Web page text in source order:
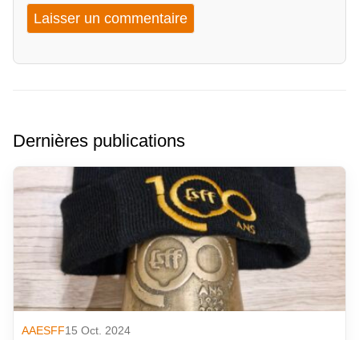
Dernières publications
AAESFF15 Oct. 2024